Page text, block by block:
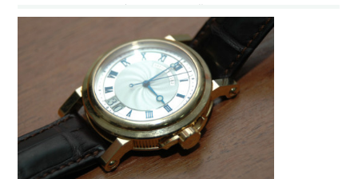
конверты могут стать филателической ценностью.